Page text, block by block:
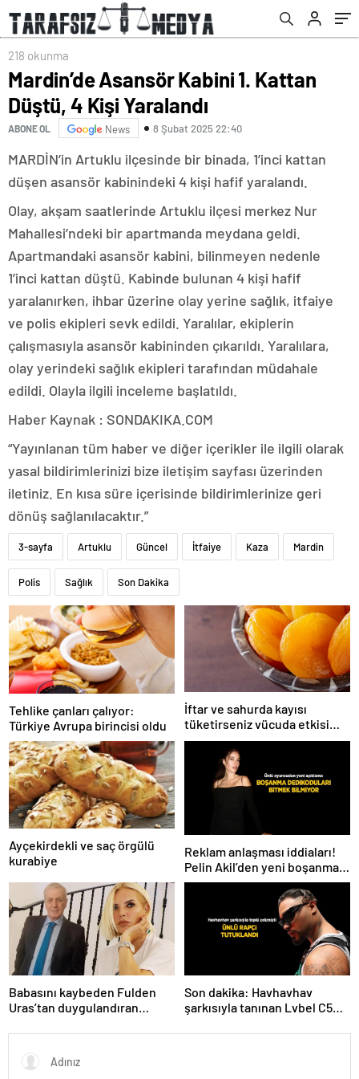
218 okunma
Mardin’de Asansör Kabini 1. Kattan
Düştü, 4 Kişi Yaralandı
ABONE OL News 8 Şubat 2025 22:40
MARDİN’in Artuklu ilçesinde bir binada, 1’inci kattan
düşen asansör kabinindeki 4 kişi hafif yaralandı.
Olay, akşam saatlerinde Artuklu ilçesi merkez Nur
Mahallesi’ndeki bir apartmanda meydana geldi.
Apartmandaki asansör kabini, bilinmeyen nedenle
1’inci kattan düştü. Kabinde bulunan 4 kişi hafif
yaralanırken, ihbar üzerine olay yerine sağlık, itfaiye
ve polis ekipleri sevk edildi. Yaralılar, ekiplerin
çalışmasıyla asansör kabininden çıkarıldı. Yaralılara,
olay yerindeki sağlık ekipleri tarafından müdahale
edildi. Olayla ilgili inceleme başlatıldı.
Haber Kaynak : SONDAKIKA.COM
“Yayınlanan tüm haber ve diğer içerikler ile ilgili olarak
yasal bildirimlerinizi bize iletişim sayfası üzerinden
iletiniz. En kısa süre içerisinde bildirimlerinize geri
dönüş sağlanılacaktır.”
3-sayfa Artuklu Güncel İtfaiye Kaza Mardin
Polis Sağlık Son Dakika
Tehlike çanları çalıyor:
Türkiye Avrupa birincisi oldu
İftar ve sahurda kayısı
tüketirseniz vücuda etkisi
inanılmaz
Ayçekirdekli ve saç örgülü
kurabiye
Reklam anlaşması iddiaları!
Pelin Akil’den yeni boşanma
açıklaması
Babasını kaybeden Fulden
Uras’tan duygulandıran
Son dakika: Havhavhav
şarkısıyla tanınan Lvbel C5